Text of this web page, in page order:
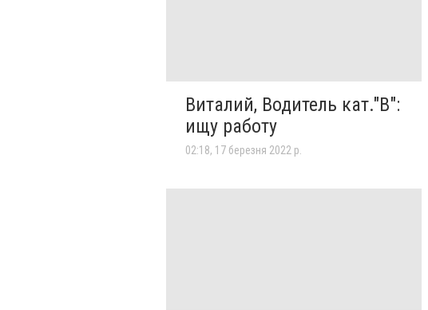
Виталий, Водитель кат."В":
ищу работу
02:18, 17 березня 2022 р.